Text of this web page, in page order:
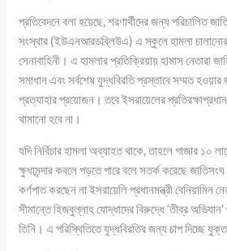
প্রতিবেদনে বলা হয়েছে, শরণার্থীদের জন্য পরিচালিত
সংস্থার (ইউএনআরডব্লিউএ) এ স্কুলে হামলা চালানোর
সেনাবাহিনী। এ হামলার প্রতিক্রিয়ায় হামাস নেতারা
সমাধান এবং সর্বশেষ যুদ্ধবিরতি প্রস্তাবে সম্মত
প্রত্যাহার প্রয়োজন। তবে ইসরায়েলের
থামানো হবে না।
যদি নির্বিচার হামলা অব্যাহত থাকে, তাহলে গাজার ১০
ক্ষুধামন্দার কবলে পড়তে পারে বলে সতর্ক করেছে
কর্ণপাত করছেন না ইসরায়েলি প্রধানমন্ত্রী বেনিয়ামিন
সীমান্তে হিজবুল্লাহ যোদ্ধাদের বিরুদ্ধে ‘তীব্র
তিনি। এ পরিস্থিতিতে যুদ্ধবিরতির জন্য চাপ দিচ্ছে